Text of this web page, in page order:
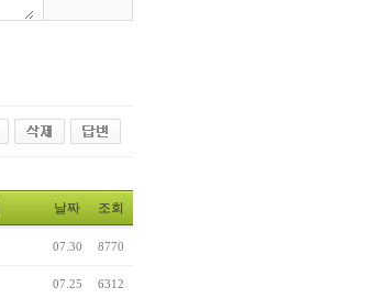
날짜 조회
07.30 8770
07.25 6312